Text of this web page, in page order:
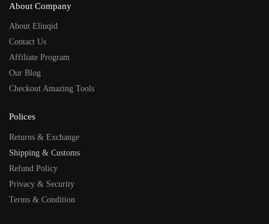
About Company
About Eliuqid
Contact Us
Affiliate Program
Our Blog
Checkout Amazing Tools
Polices
Returns & Exchange
Shipping & Customs
Refund Policy
Privacy & Security
Terms & Condition